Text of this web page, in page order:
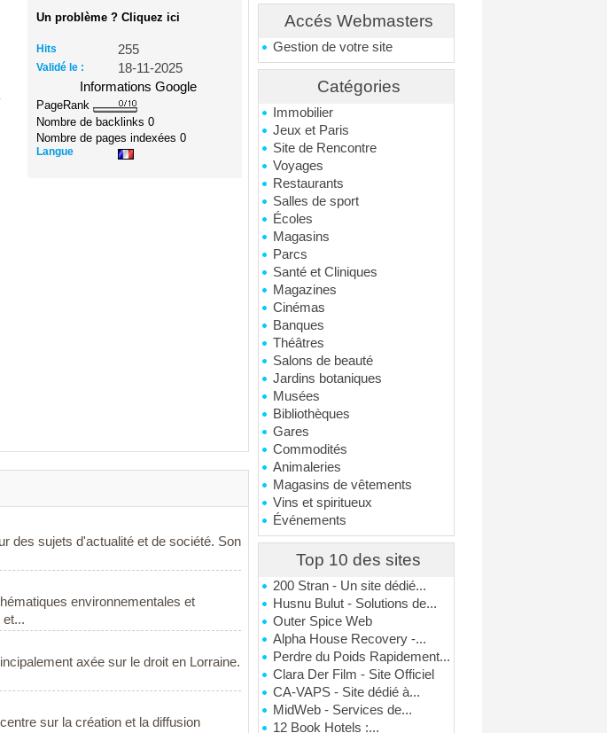
Accés Webmasters
Gestion de votre site
Catégories
Immobilier
Jeux et Paris
Site de Rencontre
Voyages
Restaurants
Salles de sport
Écoles
Magasins
Parcs
Santé et Cliniques
Magazines
Cinémas
Banques
Théâtres
Salons de beauté
Jardins botaniques
Musées
Bibliothèques
Gares
Commodités
Animaleries
Magasins de vêtements
Vins et spiritueux
Événements
Top 10 des sites
200 Stran - Un site dédié...
Husnu Bulut - Solutions de...
Outer Spice Web
Alpha House Recovery -...
Perdre du Poids Rapidement...
Clara Der Film - Site Officiel
CA-VAPS - Site dédié à...
MidWeb - Services de...
12 Book Hotels :...
Un problème ? Cliquez ici
Hits 255
Validé le :
18-11-2025
Informations Google
PageRank
Nombre de backlinks0
Nombre de pages indexées0
Langue
des sujets d'actualité et de société. Son
environnementales et
axée sur le droit en Lorraine.
sur la création et la diffusion